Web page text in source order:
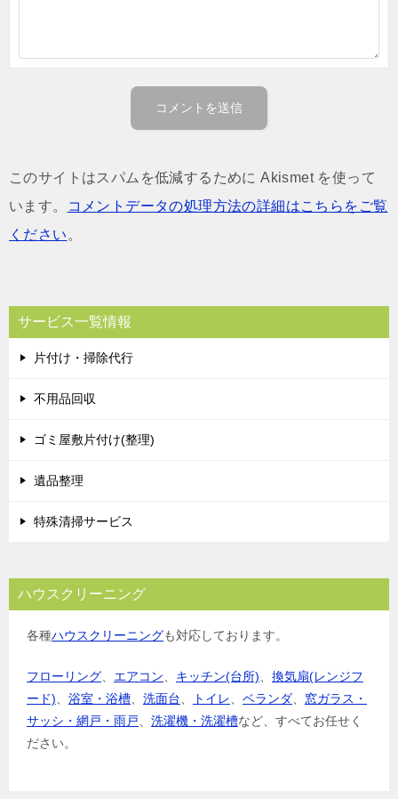
このサイトはスパムを低減するために Akismet を使って
います。
コメントデータの処理方法の詳細はこちらをご覧
ください 。
サービス一覧情報
片付け・掃除代行
不用品回収
ゴミ屋敷片付け(整理)
遺品整理
特殊清掃サービス
ハウスクリーニング
各種ハウスクリーニングも対応しております。
フローリング エアコン キッチン(台所)
換気扇(レンジフ
ード)
浴室・浴槽 洗面台 トイレ ベランダ
窓ガラス・
サッシ・網戸・雨戸
洗濯機・洗濯槽など、すべてお任せく
ださい。